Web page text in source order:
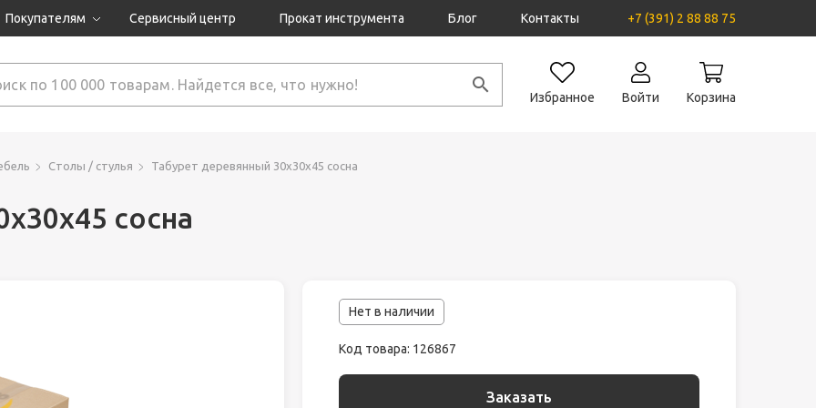
Покупателям
Как оформить заказ?
Сервисный центр Прокат инструмента Блог Контакты +7 (391) 2 88 88 75
Избранное Войти Корзина
Столы / стулья Табурет деревянный 30х30х45 сосна
сосна
Нет в наличии
Код товара: 126867
Заказать